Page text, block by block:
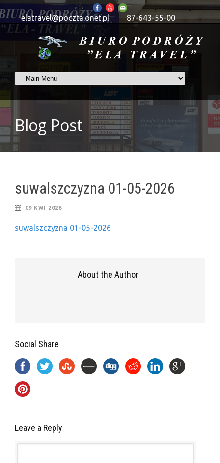
elatravel@poczta.onet.pl 87-643-55-00
Blog Post
suwalszczyzna 01-05-2026
09 KWI 2026
suwalszczyzna 01-05-2026
About the Author
Social Share
Leave a Reply